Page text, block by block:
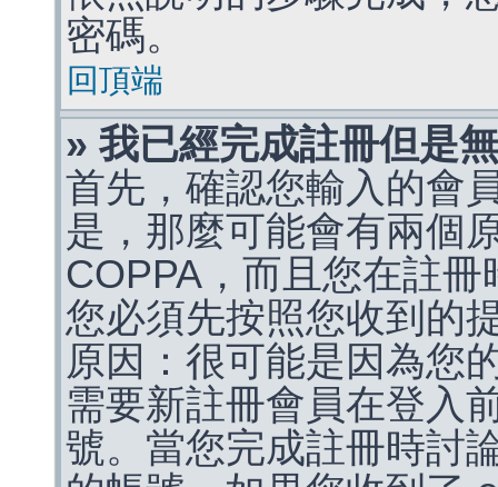
密碼。
回頂端
» 我已經完成註冊但是
首先，確認您輸入的會
是，那麼可能會有兩個
COPPA，而且您在註
您必須先按照您收到的
原因：很可能是因為您
需要新註冊會員在登入
號。當您完成註冊時討